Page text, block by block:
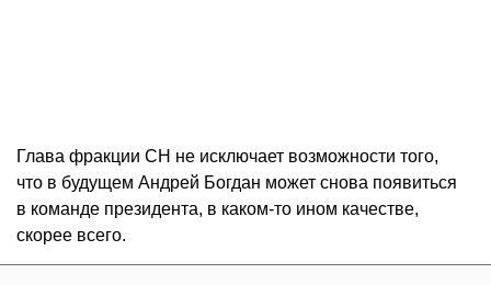
Глава фракции СН не исключает возможности того,
что в будущем Андрей Богдан может снова появиться
в команде президента, в каком-то ином качестве,
скорее всего.